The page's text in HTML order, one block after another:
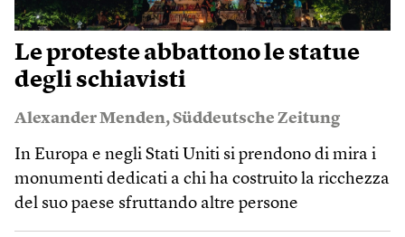
Le proteste abbattono le statue
degli schiavisti
Alexander Menden,Süddeutsche Zeitung
In Europa e negli Stati Uniti si prendono di mira i
monumenti dedicati a chi ha costruito la ricchezza
del suo paese sfruttando altre persone